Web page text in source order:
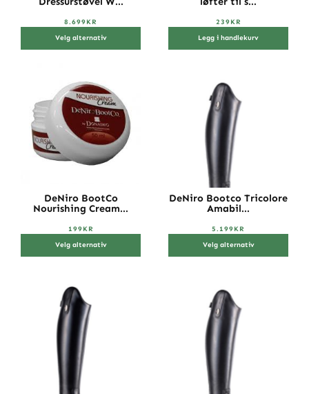
8.699KR
Velg alternativ
239KR
Legg i handlekurv
DeNiro BootCo
Nourishing Cream...
199KR
Velg alternativ
DeNiro Bootco Tricolore
Amabil...
5.199KR
Velg alternativ